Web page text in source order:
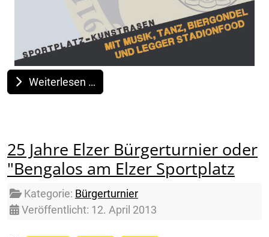
Weiterlesen …
25 Jahre Elzer Bürgerturnier oder
"Bengalos am Elzer Sportplatz
Details
Kategorie: Bürgerturnier
Veröffentlicht: 12. April 2013